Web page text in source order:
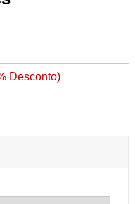
Desconto)